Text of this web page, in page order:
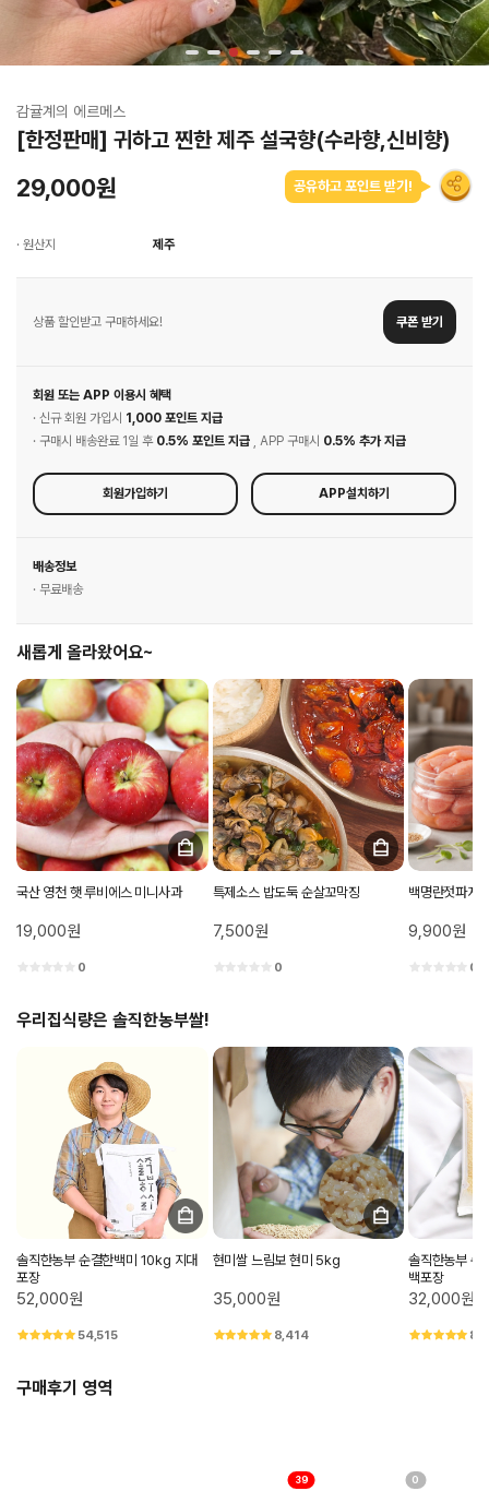
감귤계의 에르메스
[한정판매] 귀하고 찐한 제주 설국향(수라향,신비향)
29,000원 공유하고 포인트 받기!
· 원산지 제주
상품 할인받고 구매하세요! 쿠폰 받기
회원 또는 APP 이용시 혜택
· 신규 회원 가입시 1,000 포인트 지급
· 구매시 배송완료 1일 후 0.5% 포인트 지급 , APP 구매시 0.5% 추가 지급
회원가입하기 APP설치하기
배송정보
· 무료배송
새롭게 올라왔어요~
국산 영천 햇 루비에스 미니사과
19,000원
0
특제소스 밥도둑 순살꼬막징
7,500원
0
백명란젓파지
9,900원
0
우리집식량은 솔직한농부쌀!
솔직한농부 순결한백미 10kg 지대
포장
52,000원
54,515
현미쌀 느림보 현미 5kg
35,000원
8,414
솔직한농부 순
백포장
32,000원
구매후기 영역
39 0